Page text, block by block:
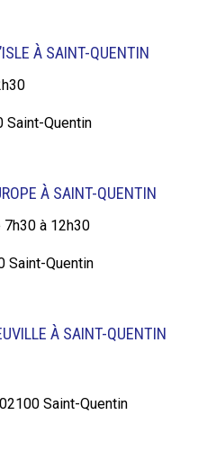
À SAINT-QUENTIN
Saint-Quentin
À SAINT-QUENTIN
à 12h30
Saint-Quentin
À SAINT-QUENTIN
Saint-Quentin